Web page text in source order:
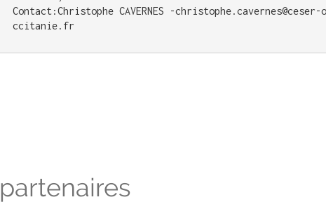
Contact:Christophe CAVERNES -christophe.cavernes@ceser-
ccitanie.fr
partenaires